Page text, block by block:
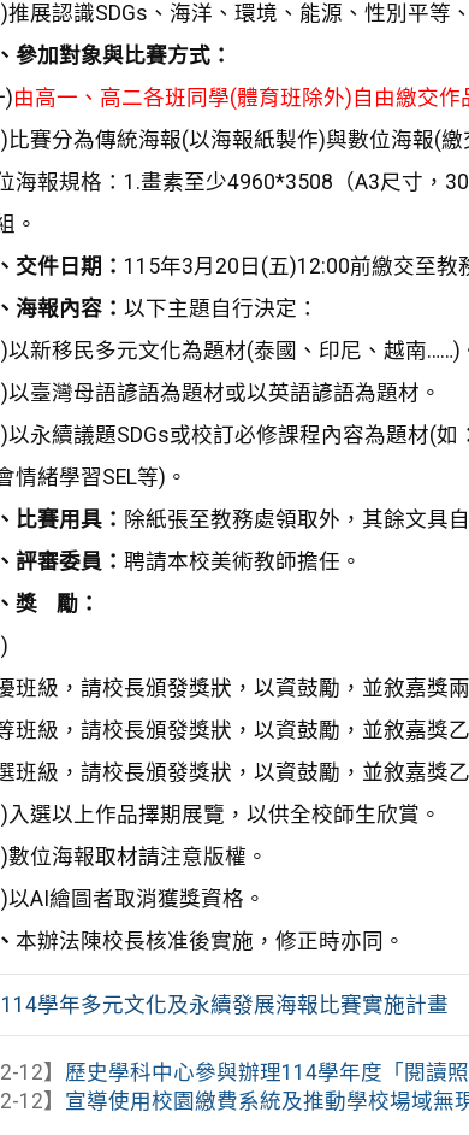
推展認識SDGs、海洋、環境、能源、性別平等
參加對象與比賽方式：
)由高一、高二各班同學(體育班除外)自由繳交作
比賽分為傳統海報(以海報紙製作)與數位海報(繳
海報規格：1.畫素至少4960*3508（A3尺寸，
。
交件日期： 115年3月20日(五)12:00前繳交至教
海報內容： 以下主題自行決定：
以新移民多元文化為題材(泰國、印尼、越南……)
以臺灣母語諺語為題材或以英語諺語為題材。
以永續議題SDGs或校訂必修課程內容為題材(
情緒學習SEL等)。
比賽用具： 除紙張至教務處領取外，其餘文具自
評審委員： 聘請本校美術教師擔任。
獎
勵：
班級，請校長頒發獎狀，以資鼓勵，並敘嘉獎
班級，請校長頒發獎狀，以資鼓勵，並敘嘉獎
班級，請校長頒發獎狀，以資鼓勵，並敘嘉獎
入選以上作品擇期展覽，以供全校師生欣賞。
數位海報取材請注意版權。
以AI繪圖者取消獲獎資格。
本辦法陳校長核准後實施，修正時亦同。
114學年多元文化及永續發展海報比賽實施計畫
12】 歷史學科中心參與辦理114學年度「閱讀
12】 宣導使用校園繳費系統及推動學校場域無